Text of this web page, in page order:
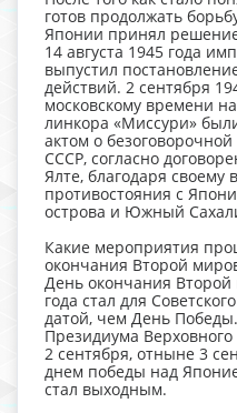
готов продолжать
Японии принял
14 августа 1945 года
выпустил
действий. 2 сентября
московскому времени
линкора «Миссури»
актом о
СССР, согласно
Ялте, благодаря своему
противостояния с
острова и Южный
Какие мероприятия
окончания Второй
День окончания
года стал для
датой, чем День
Президиума
2 сентября, отныне 3
днем победы над
стал выходным.